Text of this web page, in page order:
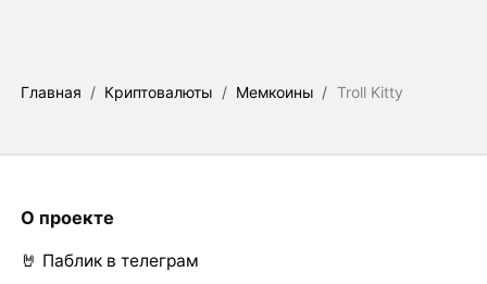
Главная / Криптовалюты / Мемкоины / Troll Kitty
О проекте
🤘 Паблик в телеграм